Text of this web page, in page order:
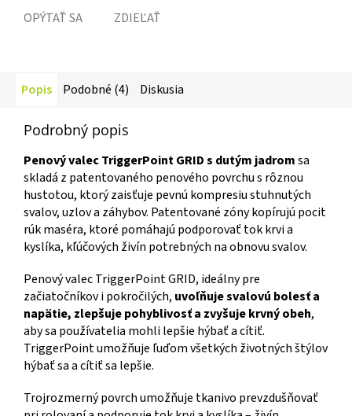
OPÝTAŤ SA ZDIEĽAŤ
Popis Podobné (4) Diskusia
Podrobný popis
Penový valec TriggerPoint GRID s dutým jadromsa
skladá z patentovaného penového povrchu s rôznou
hustotou, ktorý zaisťuje pevnú kompresiu stuhnutých
svalov, uzlov a záhybov. Patentované zóny kopírujú pocit
rúk maséra, ktoré pomáhajú podporovať tok krvi a
kyslíka, kľúčových živín potrebných na obnovu svalov.
Penový valec TriggerPoint GRID, ideálny pre
začiatočníkov i pokročilých, uvoľňuje svalovú bolesť a
napätie, zlepšuje pohyblivosť a zvyšuje krvný obeh,
aby sa používatelia mohli lepšie hýbať a cítiť.
TriggerPoint umožňuje ľuďom všetkých životných štýlov
hýbať sa a cítiť sa lepšie.
Trojrozmerný povrch umožňuje tkanivo prevzdušňovať